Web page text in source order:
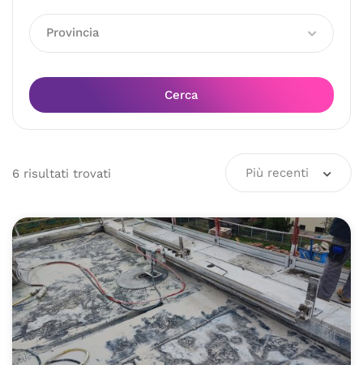
Provincia
Cerca
6 risultati trovati Più recenti